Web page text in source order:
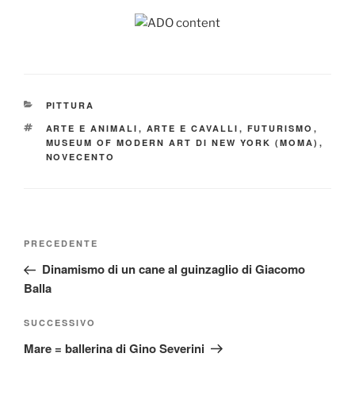
CATEGORIE
PITTURA
TAG
ARTE E ANIMALI , ARTE E CAVALLI , FUTURISMO ,
MUSEUM OF MODERN ART DI NEW YORK (MOMA) ,
NOVECENTO
Navigazione
Articolo
precedente:
PRECEDENTE
Dinamismo di un cane al guinzaglio di Giacomo
Balla
Articolo
successivo
SUCCESSIVO
Mare = ballerina di Gino Severini